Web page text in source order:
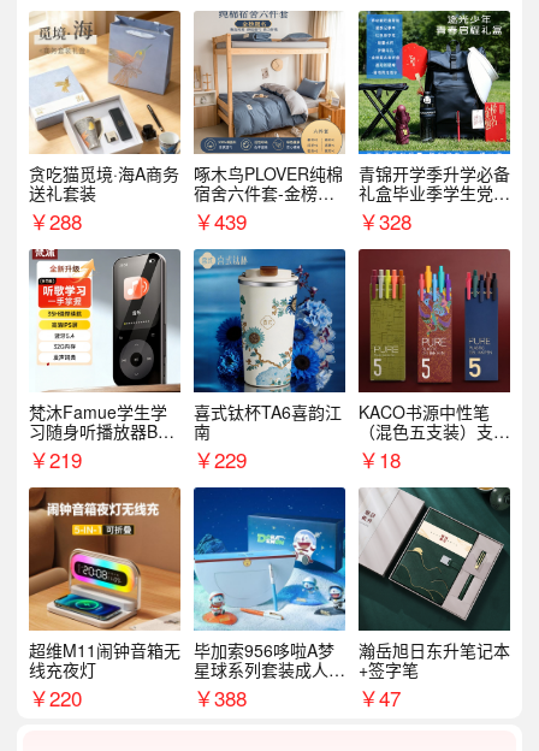
贪吃猫觅境·海A商务
送礼套装
￥288
啄木鸟PLOVER纯棉
宿舍六件套-金榜题
名
￥439
青锦开学季升学必备
礼盒毕业季学生党户
外出行备考装备礼品
￥328
梵沐Famue学生学
习随身听播放器BL1
5（64G）
￥219
喜式钛杯TA6喜韵江
南
￥229
KACO书源中性笔
（混色五支装）支持
logo定制
￥18
超维M11闹钟音箱无
线充夜灯
￥220
毕加索956哆啦A梦
星球系列套装成人开
学季生日礼物商务礼
品
￥388
瀚岳旭日东升笔记本
+签字笔
￥47